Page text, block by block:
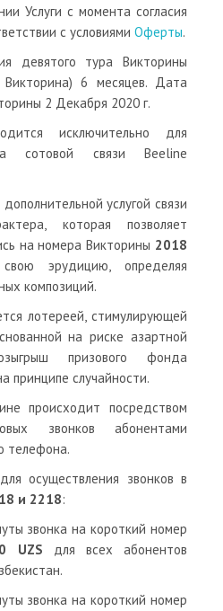
Услуги с момента согласия
с условиями Оферты.
девятого тура Викторины
6 месяцев. Дата
2 Декабря 2020 г.
исключительно для
сотовой связи Beeline
услугой связи
которая позволяет
на номера Викторины 2018
эрудицию, определяя
композиций.
лотереей, стимулирующей
на риске азартной
призового фонда
принципе случайности.
происходит посредством
звонков абонентами
телефона.
осуществления звонков в
и 2218:
звонка на короткий номер
UZS для всех абонентов
звонка на короткий номер